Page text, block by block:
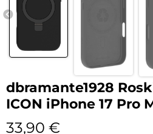
dbramante1928
ICON iPhone 17 Pro
33,90 €